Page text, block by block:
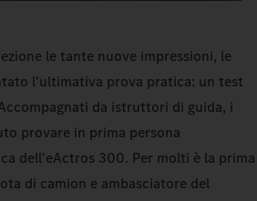
le tante nuove impressioni, le
l'ultimativa prova pratica: un test
da istruttori di guida, i
provare in prima persona
dell'eActros 300. Per molti è la prima
di camion e ambasciatore del